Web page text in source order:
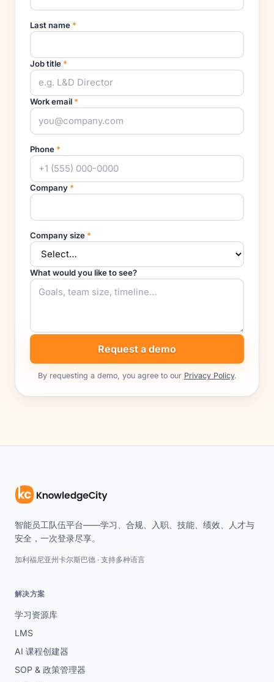
Last name *
Job title *
Work email *
Phone *
Company *
Company size *
What would you like to see?
Request a demo
By requesting a demo, you agree to our Privacy Policy.
智能员工队伍平台——学习、合规、入职、技能、绩效、人才与
安全，一次登录尽享。
加利福尼亚州卡尔斯巴德 · 支持多种语言
解决方案
学习资源库
LMS
AI 课程创建器
SOP & 政策管理器